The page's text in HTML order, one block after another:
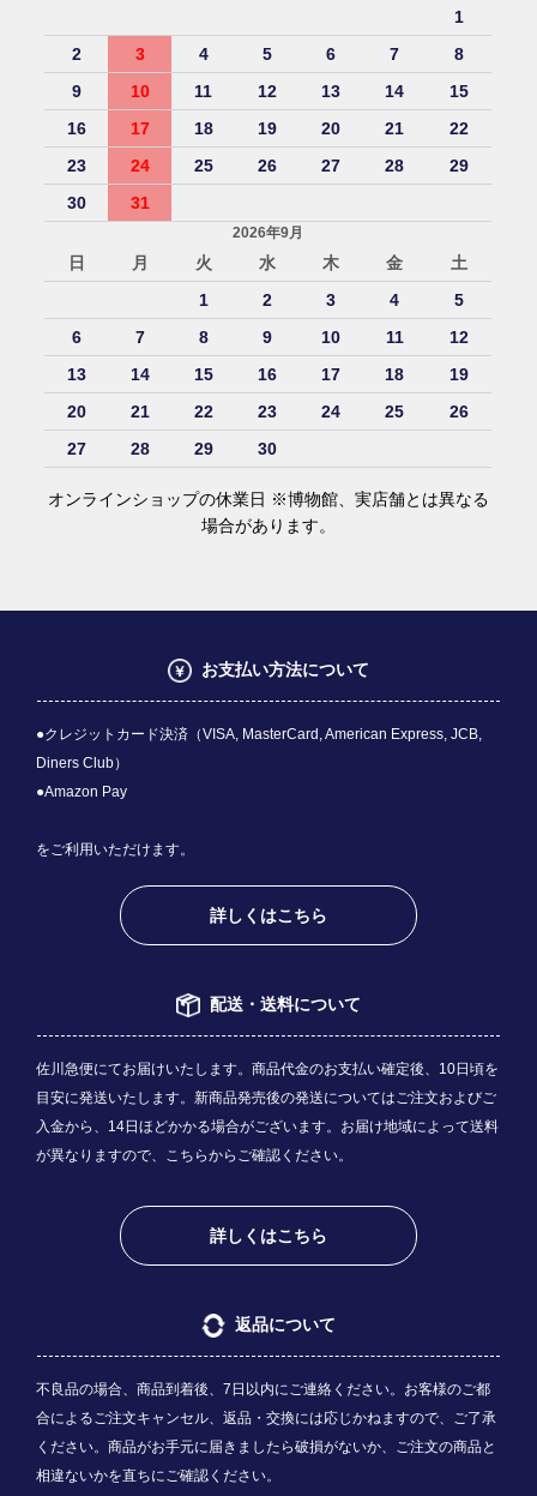
1
2
3 4 5 6 7
8
9
10 11 12 13 14
15
16
17 18 19 20 21
22
23
24 25 26 27 28
29
30
31
2026年9月
日 月 火 水 木 金
土
1
2 3 4
5
6
7 8 9 10 11
12
13
14 15 16 17 18
19
20
21 22 23 24 25
26
27
28 29 30
オンラインショップの休業日 ※博物館、実店舗とは異なる
場合があります。
お支払い方法について
●クレジットカード決済（VISA, MasterCard, American Express, JCB,
Diners Club）
●Amazon Pay
をご利用いただけます。
詳しくはこちら
配送・送料について
佐川急便にてお届けいたします。商品代金のお支払い確定後、10日頃を
目安に発送いたします。新商品発売後の発送についてはご注文およびご
入金から、14日ほどかかる場合がございます。お届け地域によって送料
が異なりますので、 こちらからご確認ください。
詳しくはこちら
返品について
不良品の場合、商品到着後、7日以内にご連絡ください。お客様のご都
合によるご注文キャンセル、返品・交換には応じかねますので、ご了承
ください。商品がお手元に届きましたら破損がないか、ご注文の商品と
相違ないかを直ちにご確認ください。